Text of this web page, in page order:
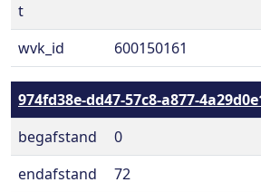
t
wvk_id 600150161
974fd38e-dd47-57c8-a877-
begafstand
0
endafstand
72